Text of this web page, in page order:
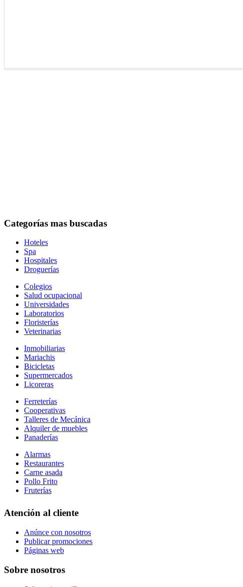
Categorías mas buscadas
Hoteles
Spa
Hospitales
Droguerías
Colegios
Salud ocupacional
Universidades
Laboratorios
Floristerías
Veterinarias
Inmobiliarias
Mariachis
Bicicletas
Supermercados
Licoreras
Ferreterías
Cooperativas
Talleres de Mecánica
Alquiler de muebles
Panaderías
Alarmas
Restaurantes
Carne asada
Pollo Frito
Fruterías
Atención al cliente
Anúnce con nosotros
Publicar promociones
Páginas web
Sobre nosotros